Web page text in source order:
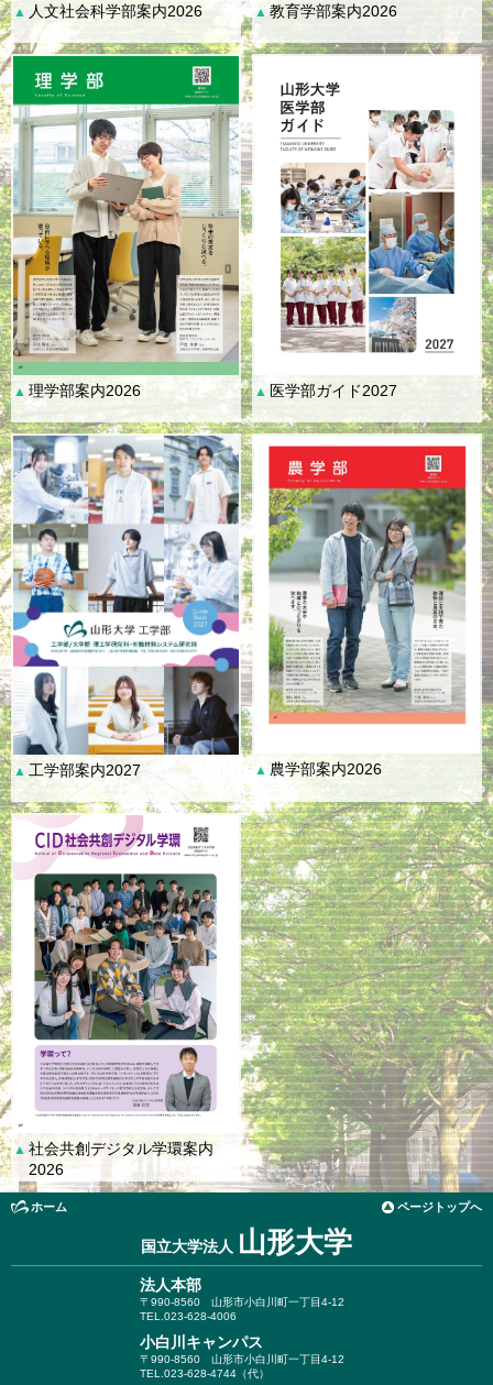
▲ 人文社会科学部案内2026 ▲ 教育学部案内2026
▲理学部案内2026 ▲ 医学部ガイド2027
▲ 工学部案内2027 ▲ 農学部案内2026
▲ 社会共創デジタル学環案内
2026
ホーム ページトップへ
国立大学法人 山形大学
法人本部
〒990-8560 山形市小白川町一丁目4-12
TEL.023-628-4006
小白川キャンパス
〒990-8560 山形市小白川町一丁目4-12
TEL.023-628-4744（代）